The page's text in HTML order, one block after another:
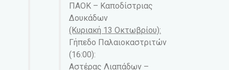
ΠΑΟΚ – Καποδίστριας
Δουκάδων
(Κυριακή 13 Οκτωβρίου):
Γήπεδο Παλαιοκαστριτών
(16:00):
Αστέρας Λιαπάδων –